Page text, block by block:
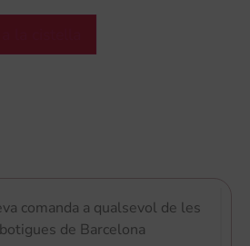
comanda a qualsevol de les
de Barcelona